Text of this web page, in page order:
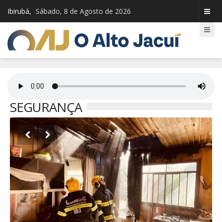
Ibirubá, Sábado, 8 de Agosto de 2026
SEGURANÇA
 